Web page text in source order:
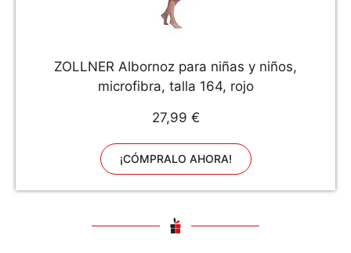
ZOLLNER Albornoz para niñas y niños,
microfibra, talla 164, rojo
27,99 €
¡CÓMPRALO AHORA!